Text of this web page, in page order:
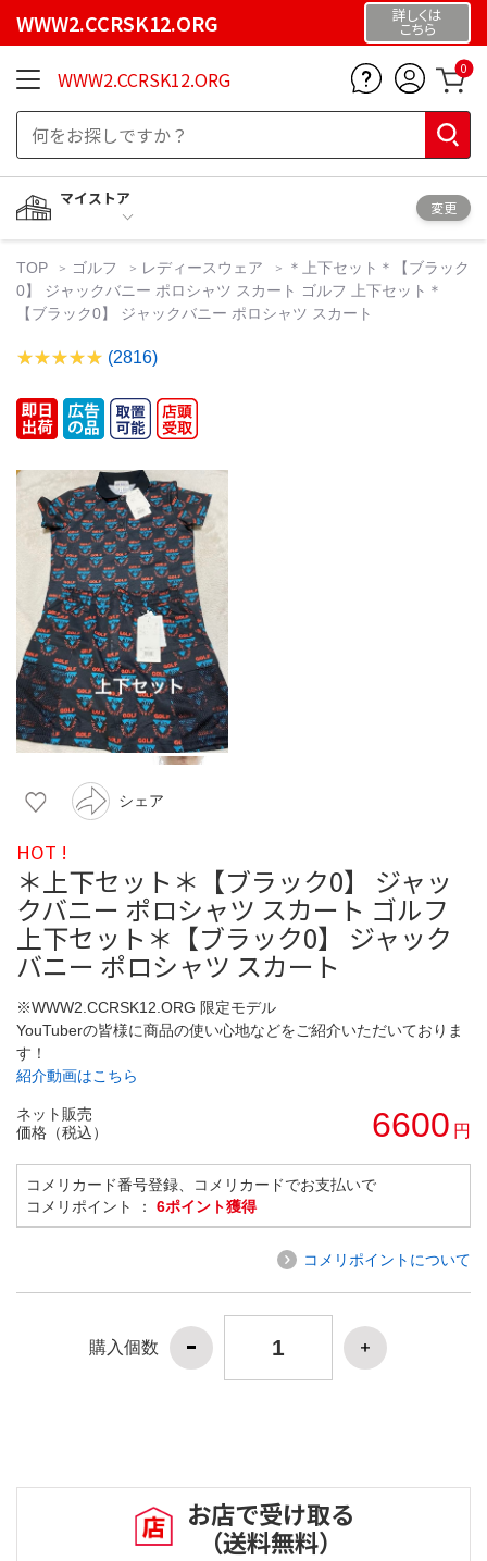
WWW2.CCRSK12.ORG 詳しくは
こちら
WWW2.CCRSK12.ORG 0
マイストア
変更
TOP ゴルフ レディースウェア
＊上下セット＊【ブラック
0】 ジャックバニー ポロシャツ スカート ゴルフ 上下セット＊
【ブラック0】 ジャックバニー ポロシャツ スカート
(2816)
シェア
HOT !
＊上下セット＊【ブラック0】 ジャッ
クバニー ポロシャツ スカート ゴルフ
上下セット＊【ブラック0】 ジャック
バニー ポロシャツ スカート
※WWW2.CCRSK12.ORG 限定モデル
YouTuberの皆様に商品の使い心地などをご紹介いただいておりま
す！
紹介動画はこちら
ネット販売
価格（税込）
6600 円
コメリカード番号登録、コメリカードでお支払いで
コメリポイント ： 6ポイント獲得
コメリポイントについて
購入個数
お店で受け取る
（送料無料）